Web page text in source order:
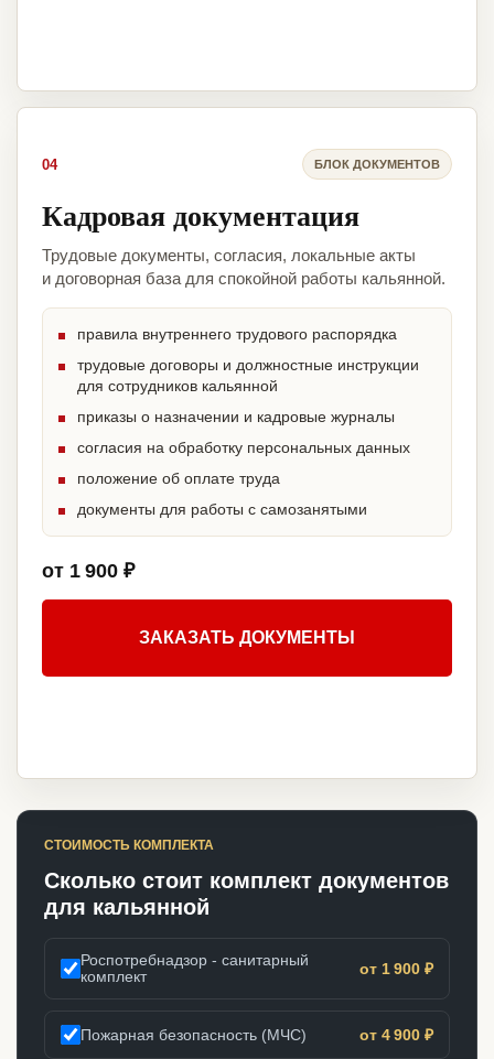
04 БЛОК ДОКУМЕНТОВ
Кадровая документация
Трудовые документы, согласия, локальные акты
и договорная база для спокойной работы кальянной.
правила внутреннего трудового распорядка
трудовые договоры и должностные инструкции
для сотрудников кальянной
приказы о назначении и кадровые журналы
согласия на обработку персональных данных
положение об оплате труда
документы для работы с самозанятыми
от 1 900 ₽
ЗАКАЗАТЬ ДОКУМЕНТЫ
СТОИМОСТЬ КОМПЛЕКТА
Сколько стоит комплект документов
для кальянной
Роспотребнадзор - санитарный
комплект
от 1 900 ₽
Пожарная безопасность (МЧС) от 4 900 ₽